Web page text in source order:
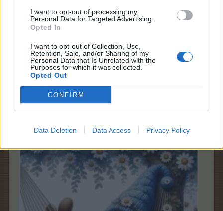
I want to opt-out of processing my
Personal Data for Targeted Advertising.
Opted In
I want to opt-out of Collection, Use,
Retention, Sale, and/or Sharing of my
Personal Data that Is Unrelated with the
Purposes for which it was collected.
Opted Out
CONFIRM
Data Deletion Data Access Privacy Policy
Nun seid ihr am richtigen Ort gelandet
. Danke und
sorry nochmal.
*schokolade61*,Magitta7070,mone-vogtund2 anderen gefällt dies.
Sweet_Bubble
Lebende Forenlegende
... Alles gut liebe Frau Schmitt ...